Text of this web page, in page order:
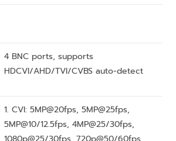
4 BNC ports, supports
HDCVI/AHD/TVI/CVBS auto-detect
1. CVI: 5MP@20fps, 5MP@25fps,
5MP@10/12.5fps, 4MP@25/30fps,